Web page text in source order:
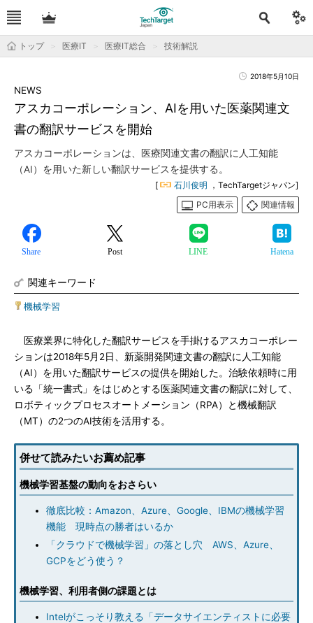
トップ 医療IT 医療IT総合 技術解説
2018年5月10日
アスカコーポレーション、AIを用いた医薬関連文
書の翻訳サービスを開始
NEWS
アスカコーポレーションは、医療関連文書の翻訳に人工知能
（AI）を用いた新しい翻訳サービスを提供する。
[ 石川俊明 ，TechTargetジャパン]
PC用表示
関連情報
Share Post LINE Hatena
関連キーワード
機械学習
医療業界に特化した翻訳サービスを手掛けるアスカコーポレー
ションは2018年5月2日、新薬開発関連文書の翻訳に人工知能
（AI）を用いた翻訳サービスの提供を開始した。治験依頼時に用
いる「統一書式」をはじめとする医薬関連文書の翻訳に対して、
ロボティックプロセスオートメーション（RPA）と機械翻訳
（MT）の2つのAI技術を活用する。
併せて読みたいお薦め記事
機械学習基盤の動向をおさらい
徹底比較：Amazon、Azure、Google、IBMの機械学習
機能 現時点の勝者はいるか
「クラウドで機械学習」の落とし穴 AWS、Azure、
GCPをどう使う？
機械学習、利用者側の課題とは
Intelがこっそり教える「データサイエンティストに必要